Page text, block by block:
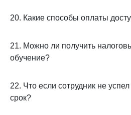
20. Какие способы оплаты
21. Можно ли получить
обучение?
22. Что если сотрудник не
срок?